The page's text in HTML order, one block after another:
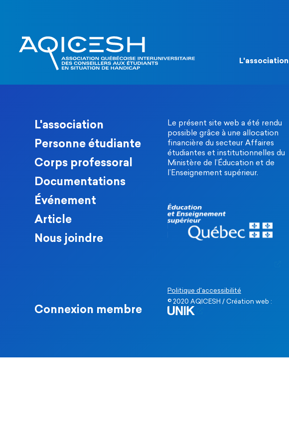
L'association
L'association
Personne étudiante
Corps professoral
Documentations
Événement
Article
Nous joindre
Connexion membre
Le présent site web a été rendu
possible grâce à une allocation
financière du secteur Affaires
étudiantes et institutionnelles du
Ministère de l’Éducation et de
l’Enseignement supérieur.
Politique d'accessibilité
© 2020 AQICESH / Création web :